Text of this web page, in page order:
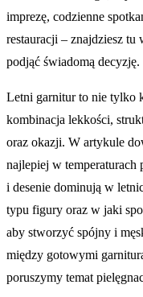
imprezę, codzienne
restauracji – znajdziesz tu
podjąć świadomą decyzję.
Letni garnitur to nie tylko
kombinacja lekkości,
oraz okazji. W artykule
najlepiej w
i desenie dominują w
typu figury oraz w jaki
aby stworzyć spójny i
między gotowymi
poruszymy temat